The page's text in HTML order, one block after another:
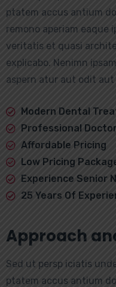
ptatem accus antium
remono aperiam eaque
veritatis et quasi
explicabo. Nenimn
aspern atur aut odit
Modern Dental
Professional
Affordable Pricing
Low Pricing
Experience Senior
25 Years Of
Approach
Sed ut persp iciatis
ptatem accus antium